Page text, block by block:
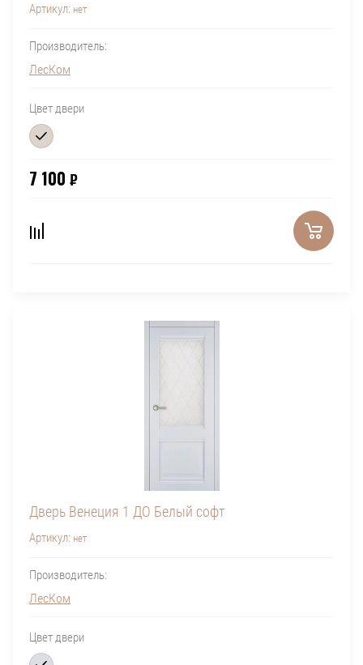
Артикул: нет
Производитель:
ЛесКом
Цвет двери
7 100 ₽
Дверь Венеция 1 ДО Белый софт
Артикул: нет
Производитель:
ЛесКом
Цвет двери